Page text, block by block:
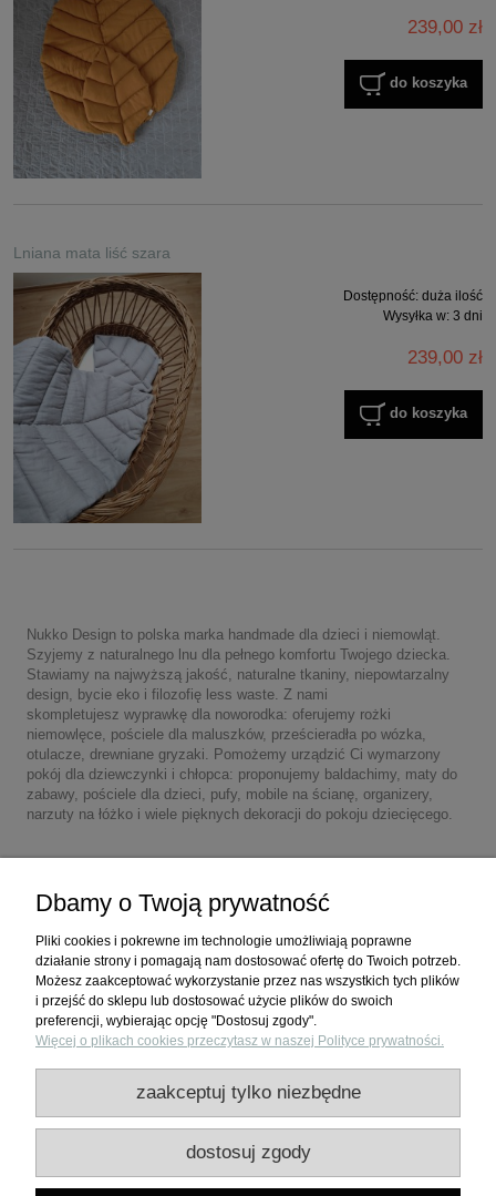
239,00 zł
do koszyka
Lniana mata liść szara
Dostępność: duża ilość
Wysyłka w: 3 dni
239,00 zł
do koszyka
Nukko Design to polska marka handmade dla dzieci i niemowląt.
Szyjemy z naturalnego lnu dla pełnego komfortu Twojego dziecka.
Stawiamy na najwyższą jakość, naturalne tkaniny, niepowtarzalny
design, bycie eko i filozofię less waste. Z nami
skompletujesz wyprawkę dla noworodka: oferujemy rożki
niemowlęce, pościele dla maluszków, prześcieradła po wózka,
otulacze, drewniane gryzaki. Pomożemy urządzić Ci wymarzony
pokój dla dziewczynki i chłopca: proponujemy baldachimy, maty do
zabawy, pościele dla dzieci, pufy, mobile na ścianę, organizery,
narzuty na łóżko i wiele pięknych dekoracji do pokoju dziecięcego.
Zakupy
Pomoc
Moje konto
Dbamy o Twoją prywatność
Pliki cookies i pokrewne im technologie umożliwiają poprawne
działanie strony i pomagają nam dostosować ofertę do Twoich potrzeb.
Możesz zaakceptować wykorzystanie przez nas wszystkich tych plików
i przejść do sklepu lub dostosować użycie plików do swoich
preferencji, wybierając opcję "Dostosuj zgody".
Więcej o plikach cookies przeczytasz w naszej Polityce prywatności.
zaakceptuj tylko niezbędne
dostosuj zgody